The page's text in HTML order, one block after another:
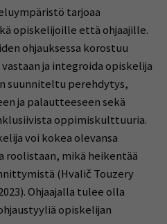
tarjoaa
opiskelijoille että ohjaajille.
ohjauksessa korostuu
ja integroida opiskelija
suunniteltu perehdytys,
ja palautteeseen sekä
oppimiskulttuuria.
voi kokea olevansa
roolistaan, mikä heikentää
(Hvalič Touzery
Ohjaajalla tulee olla
opiskelijan